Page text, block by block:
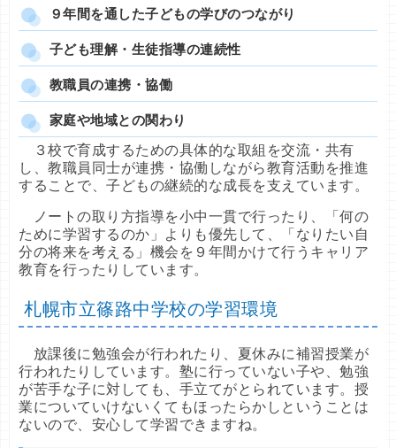
９年間を通した子どもの学びのつながり
子ども理解・生徒指導の連続性
教職員の連携・協働
家庭や地域との関わり
３校で育成するための具体的な取組を交流・共有
し、教職員同士が連携・協働しながら教育活動を推進
することで、子どもの継続的な成長を支えています。
ノートの取り方指導を小中一貫で行ったり、「何の
ために学習するのか」よりも優先して、「なりたい自
分の将来を考える」機会を９年間かけて行うキャリア
教育を行ったりしています。
札幌市立篠路中学校の学習環境
放課後に勉強会が行われたり、夏休みに補習授業が
行われたりしています。塾に行っていない子や、勉強
が苦手な子に対しても、手立てがとられています。授
業についていけないくてもほったらかしということは
ないので、安心して学習できますね。